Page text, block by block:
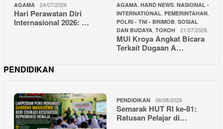
AGAMA 24/07/2026
Hari Perawatan Diri
Internasional 2026: …
AGAMA, HARD NEWS, NASIONAL -
INTERNATIONAL, PEMERINTAHAN,
POLRI - TNI - BRIMOB, SOSIAL
DAN BUDAYA, TOKOH 21/07/2026
MUI Kroya Angkat Bicara
Terkait Dugaan A…
PENDIDIKAN
PENDIDIKAN 06/08/2026
Semarak HUT RI ke-81:
Ratusan Pelajar di…